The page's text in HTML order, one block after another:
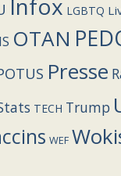
Infox LGBTQ
OTAN
Presse
TECH Trump
WEF